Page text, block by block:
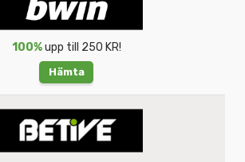
100%upp till 250 KR!
Hämta